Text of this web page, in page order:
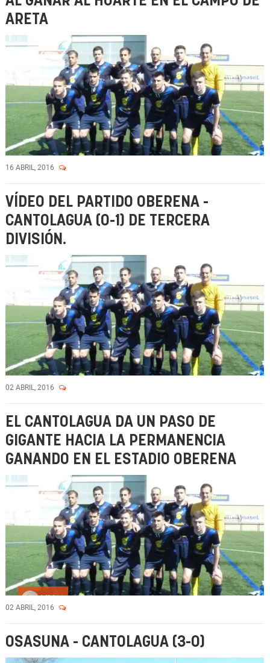
ARETA
16 ABRIL, 2016
VÍDEO DEL PARTIDO OBERENA -
CANTOLAGUA (0-1) DE TERCERA
DIVISIÓN.
02 ABRIL, 2016
EL CANTOLAGUA DA UN PASO DE
GIGANTE HACIA LA PERMANENCIA
GANANDO EN EL ESTADIO OBERENA
02 ABRIL, 2016
OSASUNA - CANTOLAGUA (3-0)